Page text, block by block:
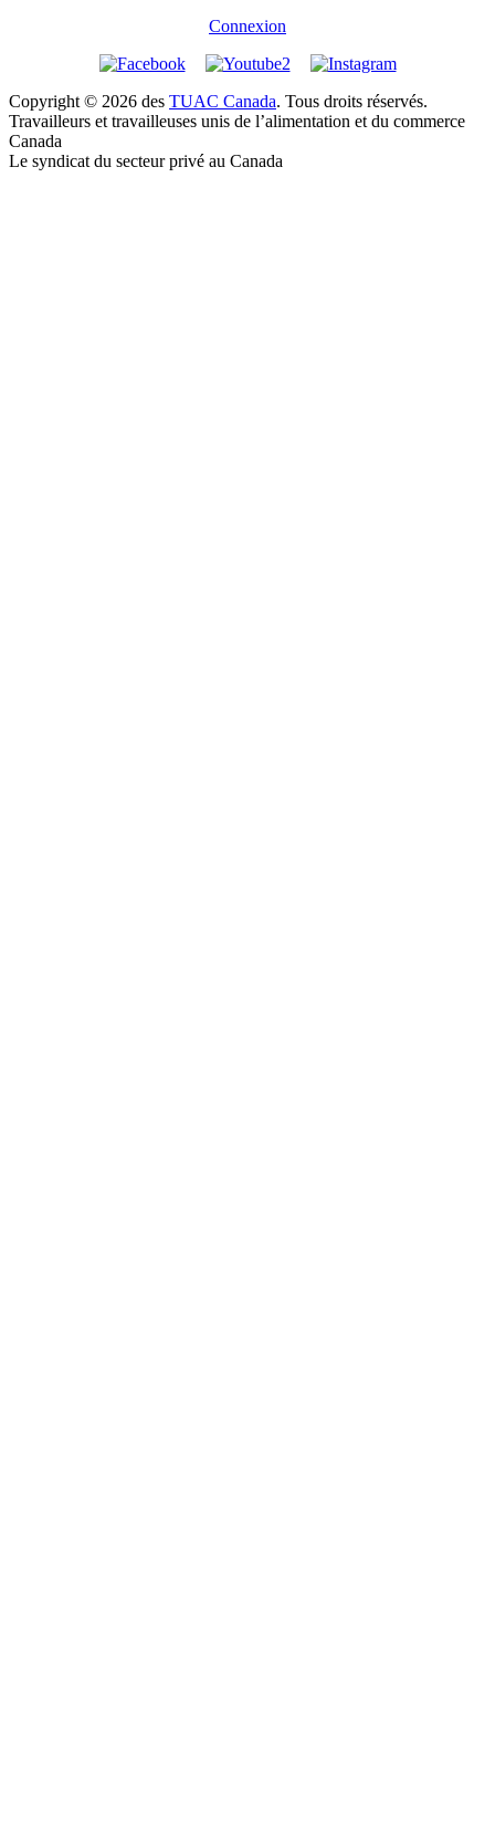
Connexion
Copyright © 2026 des TUAC Canada. Tous droits réservés.
Travailleurs et travailleuses unis de l’alimentation et du commerce
Canada
Le syndicat du secteur privé au Canada